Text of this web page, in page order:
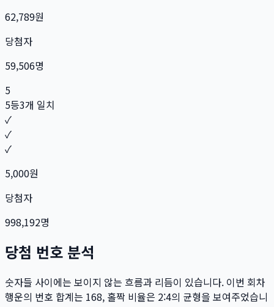
62,789원
당첨자
59,506명
5
5등3개 일치
✓
✓
✓
5,000원
당첨자
998,192명
당첨 번호 분석
숫자들 사이에는 보이지 않는 흐름과 리듬이 있습니다. 이번 회차
행운의 번호 합계는 168, 홀짝 비율은 2:4의 균형을 보여주었습니